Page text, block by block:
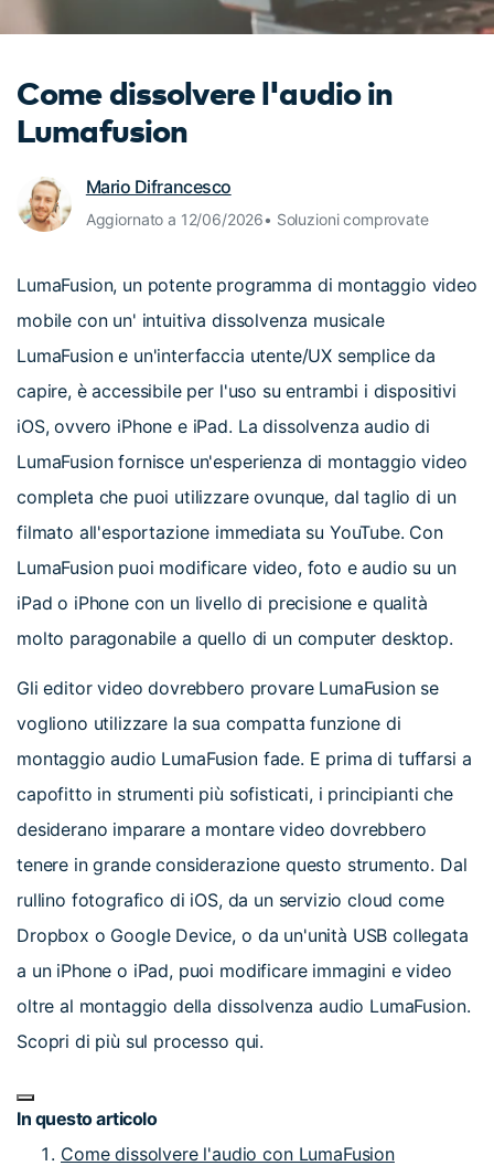
Tip per YouTube
Apprendimento
Come dissolvere l'audio in
Lumafusion
Mario Difrancesco
Aggiornato a 12/06/2026• Soluzioni comprovate
LumaFusion, un potente programma di montaggio video
mobile con un' intuitiva dissolvenza musicale
LumaFusion e un'interfaccia utente/UX semplice da
capire, è accessibile per l'uso su entrambi i dispositivi
iOS, ovvero iPhone e iPad. La dissolvenza audio di
LumaFusion fornisce un'esperienza di montaggio video
completa che puoi utilizzare ovunque, dal taglio di un
filmato all'esportazione immediata su YouTube. Con
LumaFusion puoi modificare video, foto e audio su un
iPad o iPhone con un livello di precisione e qualità
molto paragonabile a quello di un computer desktop.
Gli editor video dovrebbero provare LumaFusion se
vogliono utilizzare la sua compatta funzione di
montaggio audio LumaFusion fade. E prima di tuffarsi a
capofitto in strumenti più sofisticati, i principianti che
desiderano imparare a montare video dovrebbero
tenere in grande considerazione questo strumento. Dal
rullino fotografico di iOS, da un servizio cloud come
Dropbox o Google Device, o da un'unità USB collegata
a un iPhone o iPad, puoi modificare immagini e video
oltre al montaggio della dissolvenza audio LumaFusion.
Scopri di più sul processo qui.
In questo articolo
Come dissolvere l'audio con LumaFusion